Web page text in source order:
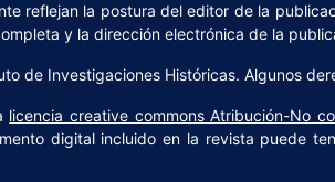
reflejan la postura del editor de la
y la dirección electrónica de la
de Investigaciones Históricas. Algunos
licencia creative commons Atribución-No
digital incluido en la revista puede